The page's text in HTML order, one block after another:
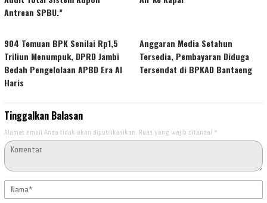
Antrean SPBU.”
904 Temuan BPK Senilai Rp1,5
Triliun Menumpuk, DPRD Jambi
Bedah Pengelolaan APBD Era Al
Haris
Anggaran Media Setahun
Tersedia, Pembayaran Diduga
Tersendat di BPKAD Bantaeng
Tinggalkan Balasan
Alamat email Anda tidak akan dipublikasikan. Ruas yang wajib ditandai *